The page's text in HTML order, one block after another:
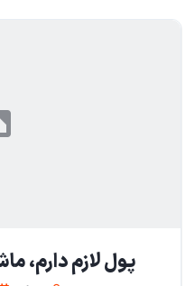
پول لازم دارم،